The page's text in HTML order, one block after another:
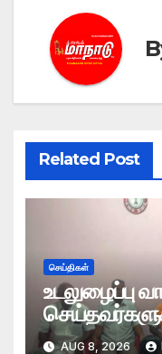
Related Post
செய்திகள்
உடலுழைப்பு
AUG 8, 2026